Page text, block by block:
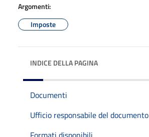
Argomenti:
Imposte
INDICE DELLA PAGINA
Documenti
Ufficio responsabile del documento